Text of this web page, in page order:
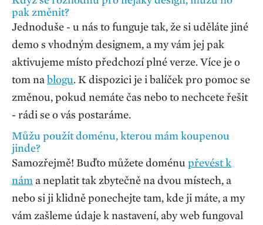
pak změnit?
Jednoduše - u nás to funguje tak, že si uděláte jiné
demo s vhodným designem, a my vám jej pak
aktivujeme místo předchozí plné verze. Více je o
tom nablogu. K dispozici je i balíček pro pomoc se
změnou, pokud nemáte čas nebo to nechcete řešit
- rádi se o vás postaráme.
Můžu použít doménu, kterou mám koupenou
jinde?
Samozřejmě! Buďto můžete doménu převést k
nám a neplatit tak zbytečně na dvou místech, a
nebo si ji klidně ponechejte tam, kde ji máte, a my
vám zašleme údaje k nastavení, aby web fungoval